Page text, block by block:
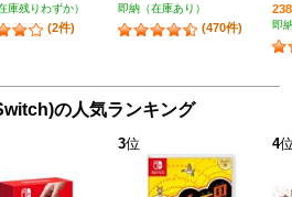
庫残りわずか）
(2件)
即納（在庫あり）
(470件) 即
の人気ランキング
3位 4